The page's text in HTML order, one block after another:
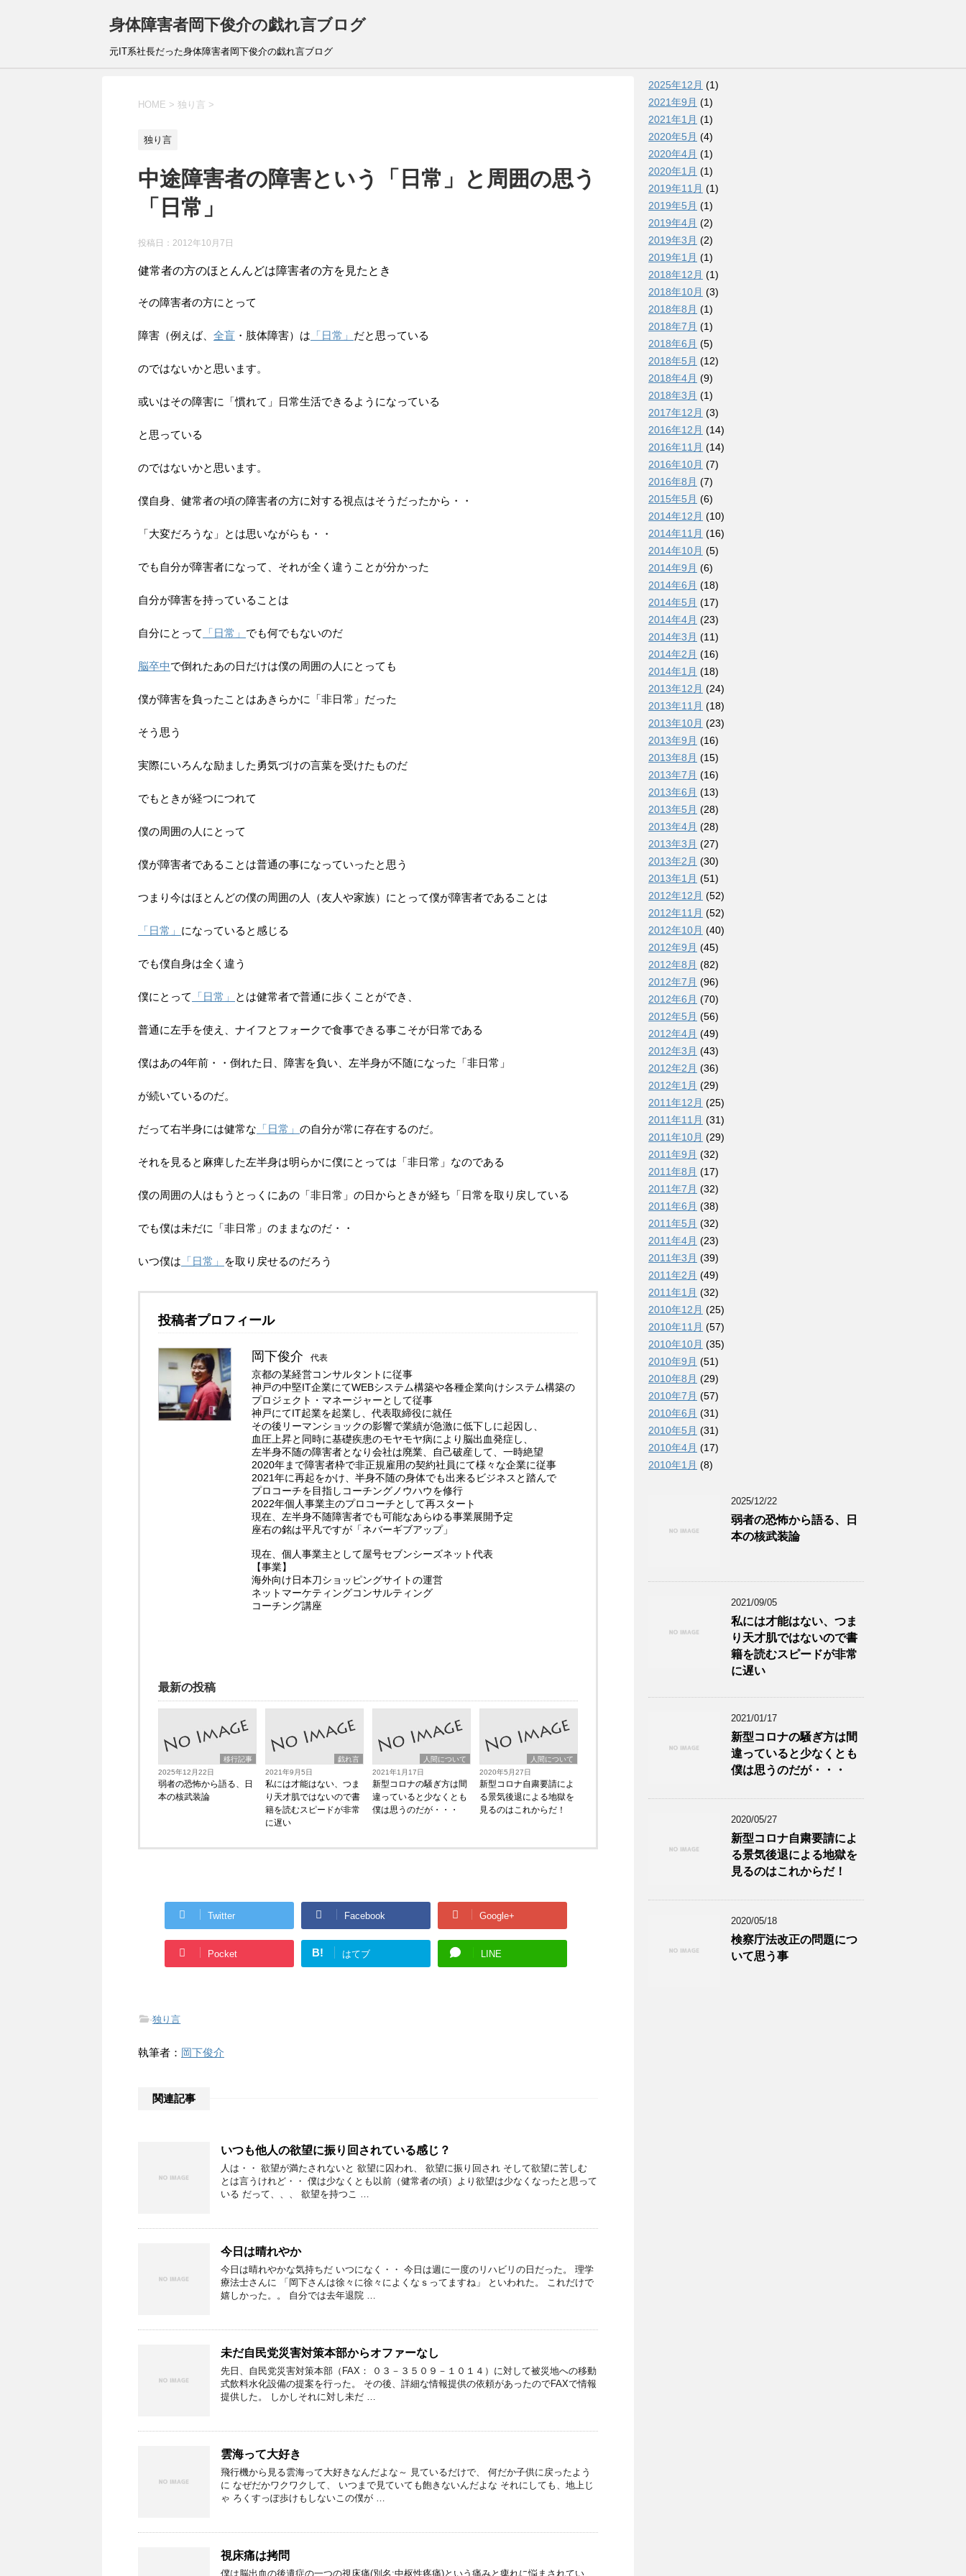
身体障害者岡下俊介の戯れ言ブログ
元IT系社長だった身体障害者岡下俊介の戯れ言ブログ
HOME > 独り言 >
独り言
中途障害者の障害という「日常」と周囲の思う
「日常」
投稿日： 2012年10月7日
健常者の方のほとんんどは障害者の方を見たとき
その障害者の方にとって
障害（例えば、 全盲 ・肢体障害）は 「日常」 だと思っている
のではないかと思います。
或いはその障害に「慣れて」日常生活できるようになっている
と思っている
のではないかと思います。
僕自身、健常者の頃の障害者の方に対する視点はそうだったから・・
「大変だろうな」とは思いながらも・・
でも自分が障害者になって、それが全く違うことが分かった
自分が障害を持っていることは
自分にとって 「日常」 でも何でもないのだ
脳卒中で倒れたあの日だけは僕の周囲の人にとっても
僕が障害を負ったことはあきらかに「非日常」だった
そう思う
実際にいろんな励ました勇気づけの言葉を受けたものだ
でもときが経つにつれて
僕の周囲の人にとって
僕が障害者であることは普通の事になっていったと思う
つまり今はほとんどの僕の周囲の人（友人や家族）にとって僕が障害者であることは
「日常」 になっていると感じる
でも僕自身は全く違う
僕にとって 「日常」 とは健常者で普通に歩くことができ、
普通に左手を使え、ナイフとフォークで食事できる事こそが日常である
僕はあの4年前・・倒れた日、障害を負い、左半身が不随になった「非日常」
が続いているのだ。
だって右半身には健常な 「日常」 の自分が常に存在するのだ。
それを見ると麻痺した左半身は明らかに僕にとっては「非日常」なのである
僕の周囲の人はもうとっくにあの「非日常」の日からときが経ち「日常を取り戻している
でも僕は未だに「非日常」のままなのだ・・
いつ僕は 「日常」 を取り戻せるのだろう
投稿者プロフィール
岡下俊介 代表
京都の某経営コンサルタントに従事
神戸の中堅IT企業にてWEBシステム構築や各種企業向けシステム構築の
プロジェクト・マネージャーとして従事
神戸にてIT起業を起業し、代表取締役に就任
その後リーマンショックの影響で業績が急激に低下しに起因し、
血圧上昇と同時に基礎疾患のモヤモヤ病により脳出血発症し、
左半身不随の障害者となり会社は廃業、自己破産して、一時絶望
2020年まで障害者枠で非正規雇用の契約社員にて様々な企業に従事
2021年に再起をかけ、半身不随の身体でも出来るビジネスと踏んで
プロコーチを目指しコーチングノウハウを修行
2022年個人事業主のプロコーチとして再スタート
現在、左半身不随障害者でも可能なあらゆる事業展開予定
座右の銘は平凡ですが「ネバーギブアップ」
現在、個人事業主として屋号セブンシーズネット代表
【事業】
海外向け日本刀ショッピングサイトの運営
ネットマーケティングコンサルティング
コーチング講座
最新の投稿
移行記事
2025年12月22日
弱者の恐怖から語る、日
本の核武装論
戯れ言
2021年9月5日
私には才能はない、つま
り天才肌ではないので書
籍を読むスピードが非常
に遅い
人間について
2021年1月17日
新型コロナの騒ぎ方は間
違っていると少なくとも
僕は思うのだが・・・
人間について
2020年5月27日
新型コロナ自粛要請によ
る景気後退による地獄を
見るのはこれからだ！
Twitter Facebook Google+
Pocket B! はてブ LINE
-独り言
執筆者： 岡下俊介
関連記事
いつも他人の欲望に振り回されている感じ？
人は・・ 欲望が満たされないと 欲望に囚われ、 欲望に振り回され そして欲望に苦しむ
とは言うけれど・・ 僕は少なくとも以前（健常者の頃）より欲望は少なくなったと思って
いる だって、、、 欲望を持つこ …
今日は晴れやか
今日は晴れやかな気持ちだ いつになく・・ 今日は週に一度のリハビリの日だった。 理学
療法士さんに 「岡下さんは徐々に徐々によくなｓってますね」 といわれた。 これだけで
嬉しかった。。 自分では去年退院 …
未だ自民党災害対策本部からオファーなし
先日、自民党災害対策本部（FAX： ０３－３５０９－１０１４）に対して被災地への移動
式飲料水化設備の提案を行った。 その後、詳細な情報提供の依頼があったのでFAXで情報
提供した。 しかしそれに対し未だ …
雲海って大好き
飛行機から見る雲海って大好きなんだよな～ 見ているだけで、 何だか子供に戻ったよう
に なぜだかワクワクして、 いつまで見ていても飽きないんだよな それにしても、地上じ
ゃ ろくすっぽ歩けもしないこの僕が …
視床痛は拷問
僕は脳出血の後遺症の一つの視床痛(別名:中枢性疼痛)という痛みと痺れに悩まされてい
2025年12月 (1)
2021年9月 (1)
2021年1月 (1)
2020年5月 (4)
2020年4月 (1)
2020年1月 (1)
2019年11月 (1)
2019年5月 (1)
2019年4月 (2)
2019年3月 (2)
2019年1月 (1)
2018年12月 (1)
2018年10月 (3)
2018年8月 (1)
2018年7月 (1)
2018年6月 (5)
2018年5月 (12)
2018年4月 (9)
2018年3月 (1)
2017年12月 (3)
2016年12月 (14)
2016年11月 (14)
2016年10月 (7)
2016年8月 (7)
2015年5月 (6)
2014年12月 (10)
2014年11月 (16)
2014年10月 (5)
2014年9月 (6)
2014年6月 (18)
2014年5月 (17)
2014年4月 (23)
2014年3月 (11)
2014年2月 (16)
2014年1月 (18)
2013年12月 (24)
2013年11月 (18)
2013年10月 (23)
2013年9月 (16)
2013年8月 (15)
2013年7月 (16)
2013年6月 (13)
2013年5月 (28)
2013年4月 (28)
2013年3月 (27)
2013年2月 (30)
2013年1月 (51)
2012年12月 (52)
2012年11月 (52)
2012年10月 (40)
2012年9月 (45)
2012年8月 (82)
2012年7月 (96)
2012年6月 (70)
2012年5月 (56)
2012年4月 (49)
2012年3月 (43)
2012年2月 (36)
2012年1月 (29)
2011年12月 (25)
2011年11月 (31)
2011年10月 (29)
2011年9月 (32)
2011年8月 (17)
2011年7月 (32)
2011年6月 (38)
2011年5月 (32)
2011年4月 (23)
2011年3月 (39)
2011年2月 (49)
2011年1月 (32)
2010年12月 (25)
2010年11月 (57)
2010年10月 (35)
2010年9月 (51)
2010年8月 (29)
2010年7月 (57)
2010年6月 (31)
2010年5月 (31)
2010年4月 (17)
2010年1月 (8)
2025/12/22
弱者の恐怖から語る、日
本の核武装論
2021/09/05
私には才能はない、つま
り天才肌ではないので書
籍を読むスピードが非常
に遅い
2021/01/17
新型コロナの騒ぎ方は間
違っていると少なくとも
僕は思うのだが・・・
2020/05/27
新型コロナ自粛要請によ
る景気後退による地獄を
見るのはこれからだ！
2020/05/18
検察庁法改正の問題につ
いて思う事